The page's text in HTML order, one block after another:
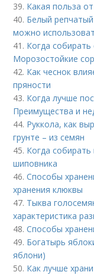
39. Какая польза
40. Белый
можно
41. Когда собирать
Морозостойкие
42. Как чеснок
пряности
43. Когда лучше
Преимущества и
44. Руккола, как
грунте – из семян
45. Когда
шиповника
46.Способы
хранения клюквы
47. Тыква
характеристика
48.Способы
49. Богатырь
яблони)
50. Как лучше